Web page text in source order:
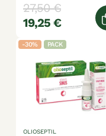
27,50 €
19,25 €
-30% PACK
OLIOSEPTIL